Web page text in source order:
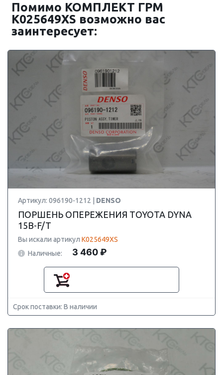
Помимо КОМПЛЕКТ ГРМ
K025649XS возможно вас
заинтересует:
Артикул: 096190-1212 | DENSO
ПОРШЕНЬ ОПЕРЕЖЕНИЯ TOYOTA DYNA
15B-F/T
Вы искали артикул K025649XS
Наличные:
3 460 ₽
Срок поставки: В наличии